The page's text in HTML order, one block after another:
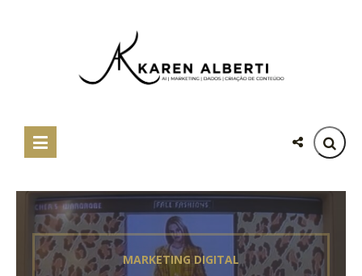
MARKETING DIGITAL